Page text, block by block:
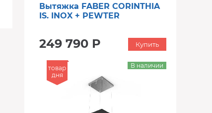
Вытяжка FABER CORINTHIA
IS. INOX + PEWTER
249 790 Р Купить
товар
дня
В наличии